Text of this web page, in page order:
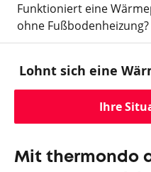
Funktioniert eine
ohne Fußbodenheizung?
Lohnt sich eine
Ihre
Mit thermondo